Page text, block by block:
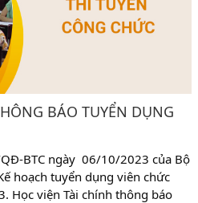
BÁO TUYỂN DỤNG
BTC ngày 06/10/2023 của Bộ
hoạch tuyển dụng viên chức
Học viện Tài chính thông báo